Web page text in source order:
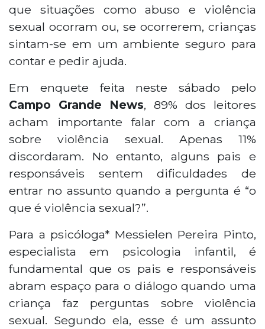
que situações como abuso e violência
sexual ocorram ou, se ocorrerem, crianças
sintam-se em um ambiente seguro para
contar e pedir ajuda.
Em enquete feita neste sábado pelo
Campo Grande News, 89% dos leitores
acham importante falar com a criança
sobre violência sexual. Apenas 11%
discordaram. No entanto, alguns pais e
responsáveis sentem dificuldades de
entrar no assunto quando a pergunta é “o
que é violência sexual?”.
Para a psicóloga* Messielen Pereira Pinto,
especialista em psicologia infantil, é
fundamental que os pais e responsáveis
abram espaço para o diálogo quando uma
criança faz perguntas sobre violência
sexual. Segundo ela, esse é um assunto